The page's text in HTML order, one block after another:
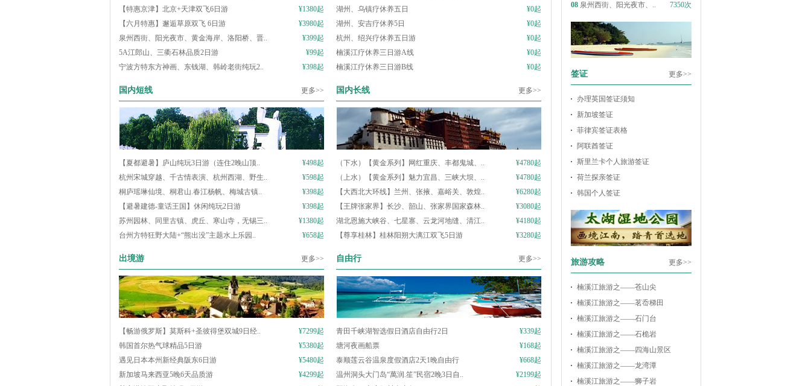
【特惠京津】北京+天津双飞6日游
¥1380起
【六月特惠】邂逅草原双飞 6日游
¥3980起
泉州西街、阳光夜市、黄金海岸、洛阳桥、晋..
¥399起
5A江郎山、三衢石林品质2日游
¥99起
宁波方特东方神画、东钱湖、韩岭老街纯玩2..
¥398起
湖州、乌镇疗休养五日
¥0起
湖州、安吉疗休养5日
¥0起
杭州、绍兴疗休养五日游
¥0起
楠溪江疗休养三日游A线
¥0起
楠溪江疗休养三日游B线
¥0起
国内短线 更多>>
【夏都避暑】庐山纯玩3日游（连住2晚山顶..
¥498起
杭州宋城穿越、千古情表演、杭州西湖、野生..
¥598起
桐庐瑶琳仙境、桐君山.春江杨帆、梅城古镇..
¥398起
【避暑建德-童话王国】休闲纯玩2日游
¥398起
苏州园林、同里古镇、虎丘、寒山寺，无锡三..
¥1380起
台州方特狂野大陆+“熊出没”主题水上乐园..
¥658起
国内长线 更多>>
（下水）【黄金系列】网红重庆、丰都鬼城、..
¥4780起
（上水）【黄金系列】魅力宜昌、三峡大坝、..
¥4780起
【大西北大环线】兰州、张掖、嘉峪关、敦煌..
¥6280起
【王牌张家界】长沙、韶山、张家界国家森林..
¥3080起
湖北恩施大峡谷、七星寨、云龙河地缝、清江..
¥4180起
【尊享桂林】桂林阳朔大漓江双飞5日游
¥3280起
出境游 更多>>
【畅游俄罗斯】莫斯科+圣彼得堡双城9日经..
¥7299起
韩国首尔热气球精品5日游
¥5380起
遇见日本本州新经典阪东6日游
¥5480起
新加坡马来西亚5晚6天品质游
¥4299起
自由行 更多>>
青田千峡湖智选假日酒店自由行2日
¥339起
塘河夜画船票
¥168起
泰顺莲云谷温泉度假酒店2天1晚自由行
¥668起
温州洞头大门岛“萬润.笙”民宿2晚3日自..
¥2199起
08 泉州西街、阳光夜市、.. 7350次
签证 更多>>
办理英国签证须知
新加坡签证
菲律宾签证表格
阿联酋签证
斯里兰卡个人旅游签证
荷兰探亲签证
韩国个人签证
旅游攻略 更多>>
楠溪江旅游之——苍山尖
楠溪江旅游之——茗岙梯田
楠溪江旅游之——石门台
楠溪江旅游之——石桅岩
楠溪江旅游之——四海山景区
楠溪江旅游之——龙湾潭
楠溪江旅游之——狮子岩